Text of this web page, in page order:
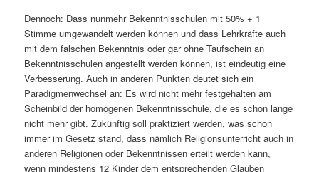
Dennoch: Dass nunmehr Bekenntnisschulen mit 50% + 1
Stimme umgewandelt werden können und dass Lehrkräfte auch
mit dem falschen Bekenntnis oder gar ohne Taufschein an
Bekenntnisschulen angestellt werden können, ist eindeutig eine
Verbesserung. Auch in anderen Punkten deutet sich ein
Paradigmenwechsel an: Es wird nicht mehr festgehalten am
Scheinbild der homogenen Bekenntnisschule, die es schon lange
nicht mehr gibt. Zukünftig soll praktiziert werden, was schon
immer im Gesetz stand, dass nämlich Religionsunterricht auch in
anderen Religionen oder Bekenntnissen erteilt werden kann,
wenn mindestens 12 Kinder dem entsprechenden Glauben